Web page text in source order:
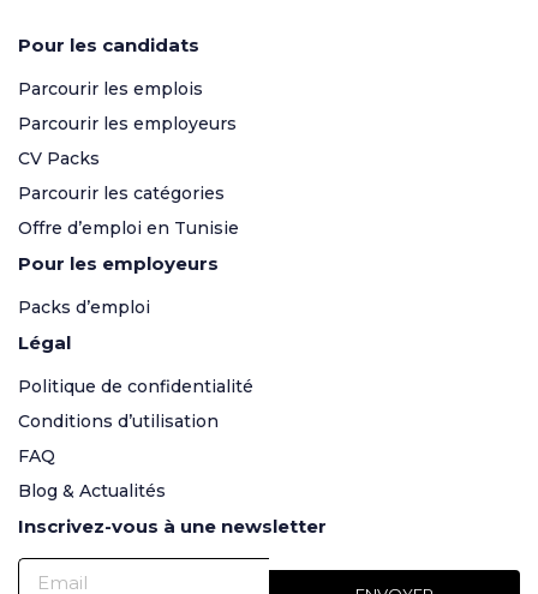
Pour les candidats
Parcourir les emplois
Parcourir les employeurs
CV Packs
Parcourir les catégories
Offre d’emploi en Tunisie
Pour les employeurs
Packs d’emploi
Légal
Politique de confidentialité
Conditions d’utilisation
FAQ
Blog & Actualités
Inscrivez-vous à une newsletter